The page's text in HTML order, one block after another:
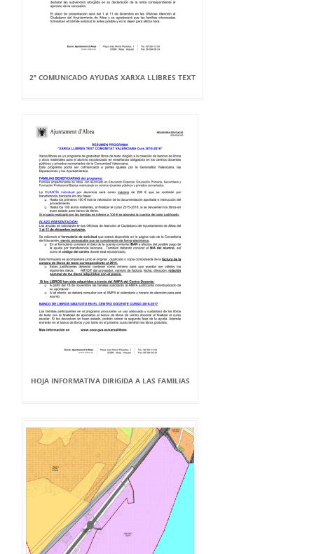
2º COMUNICADO AYUDAS XARXA LLIBRES TEXT
HOJA INFORMATIVA DIRIGIDA A LAS FAMILIAS